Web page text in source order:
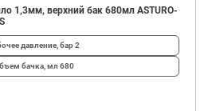
1,3мм, верхний бак 680мл ASTURO-
давление, бар2
бачка, мл 680